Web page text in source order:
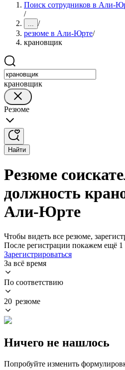
Поиск сотрудников в Али-
/
... /
резюме в Али-Юрте/
крановщик
крановщик
Резюме
Найти
Резюме
должность
Али-Юрте
Чтобы видеть все резюме,
После регистрации покажем ещё
Зарегистрироваться
За всё время
По соответствию
20 резюме
Ничего не нашлось
Попробуйте изменить